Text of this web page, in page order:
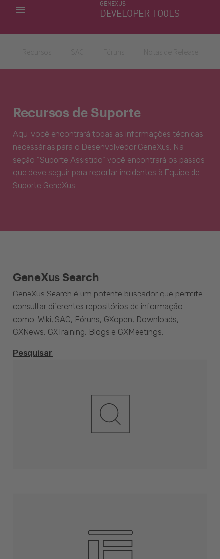
GENEXUS
DEVELOPER TOOLS
MINHAS APLICACÕES
Recursos de Suporte
Aqui você encontrará todas as informações técnicas
necessárias para o Desenvolvedor GeneXus. Na
seção "Suporte Assistido" você encontrará os passos
que deve seguir para reportar incidentes à Equipe de
Suporte GeneXus.
GeneXus Search
GeneXus Search é um potente buscador que permite
consultar diferentes repositórios de informação
como: Wiki, SAC, Fóruns, GXopen, Downloads,
GXNews, GXTraining, Blogs e GXMeetings.
Pesquisar